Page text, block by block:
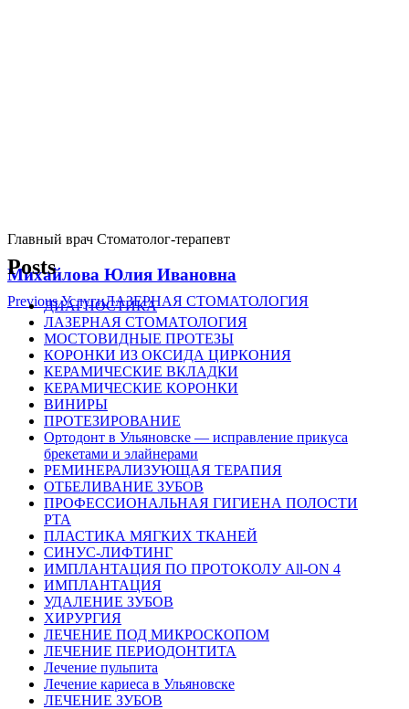
Главный врач Стоматолог-терапевт
Михайлова Юлия Ивановна
Навигация
по
записям
Previous УслугиЛАЗЕРНАЯ СТОМАТОЛОГИЯ
Posts
ДИАГНОСТИКА
ЛАЗЕРНАЯ СТОМАТОЛОГИЯ
МОСТОВИДНЫЕ ПРОТЕЗЫ
КОРОНКИ ИЗ ОКСИДА ЦИРКОНИЯ
КЕРАМИЧЕСКИЕ ВКЛАДКИ
КЕРАМИЧЕСКИЕ КОРОНКИ
ВИНИРЫ
ПРОТЕЗИРОВАНИЕ
Ортодонт в Ульяновске — исправление прикуса
брекетами и элайнерами
РЕМИНЕРАЛИЗУЮЩАЯ ТЕРАПИЯ
ОТБЕЛИВАНИЕ ЗУБОВ
ПРОФЕССИОНАЛЬНАЯ ГИГИЕНА ПОЛОСТИ
РТА
ПЛАСТИКА МЯГКИХ ТКАНЕЙ
СИНУС-ЛИФТИНГ
ИМПЛАНТАЦИЯ ПО ПРОТОКОЛУ All-ON 4
ИМПЛАНТАЦИЯ
УДАЛЕНИЕ ЗУБОВ
ХИРУРГИЯ
ЛЕЧЕНИЕ ПОД МИКРОСКОПОМ
ЛЕЧЕНИЕ ПЕРИОДОНТИТА
Лечение пульпита
Лечение кариеса в Ульяновске
ЛЕЧЕНИЕ ЗУБОВ